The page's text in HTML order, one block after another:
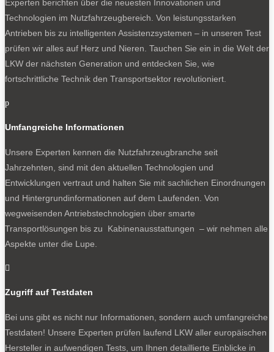
Experten berichten über die neuesten Innovationen und
Technologien im Nutzfahrzeugbereich. Von leistungsstarken
Antrieben bis zu intelligenten Assistenzsystemen – in unseren Test
prüfen wir alles auf Herz und Nieren. Tauchen Sie ein in die Welt der
LKW der nächsten Generation und entdecken Sie, wie
fortschrittliche Technik den Transportsektor revolutioniert.
p
Umfangreiche Informationen
Unsere Experten kennen die Nutzfahrzeugbranche seit
Jahrzehnten, sind mit den aktuellen Technologien und
Entwicklungen vertraut und halten Sie mit sachlichen Einordnungen
und Hintergrundinformationen auf dem Laufenden. Von
wegweisenden Antriebstechnologien über smarte
Transportlösungen bis zu Kabinenausstattungen – wir nehmen alle
Aspekte unter die Lupe.

Zugriff auf Testdaten
Bei uns gibt es nicht nur Informationen, sondern auch umfangreiche
Testdaten! Unsere Experten prüfen laufend LKW aller europäischen
Hersteller in aufwendigen Tests, um Ihnen detaillierte Einblicke in